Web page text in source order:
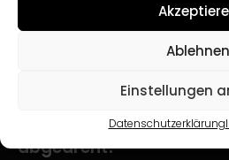
Ablehnen
Einstellungen
Datenschutzerklärung
Imagefilm von BTE
abgedreht!